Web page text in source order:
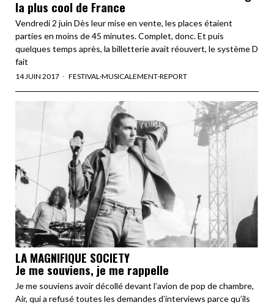
la plus cool de France
Vendredi 2 juin Dès leur mise en vente, les places étaient
parties en moins de 45 minutes. Complet, donc. Et puis
quelques temps après, la billetterie avait réouvert, le système D
fait
14 JUIN 2017 FESTIVAL ·MUSICALEMENT·REPORT
LA MAGNIFIQUE SOCIETY
Je me souviens, je me rappelle
Je me souviens avoir décollé devant l’avion de pop de chambre,
Air, qui a refusé toutes les demandes d’interviews parce qu’ils